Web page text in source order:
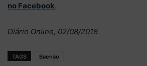
no Facebook.
Diário Online, 02/08/2018
TAGS Baenão